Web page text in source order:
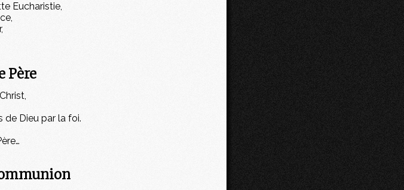
Eucharistie,
Père
de Dieu par la foi.